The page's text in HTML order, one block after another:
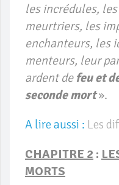
les incrédules,
meurtriers, les
enchanteurs, les
menteurs, leur
ardent de feu et
seconde mort».
A lire aussi : Les
CHAPITRE 2 :
MORTS